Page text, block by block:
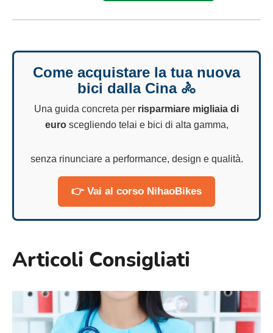
Come acquistare la tua nuova
bici dalla Cina 🚴
Una guida concreta per risparmiare migliaia di
euroscegliendo telai e bici di alta gamma,
senza rinunciare a performance, design e qualità.
👉 Vai al corso NihaoBikes
Articoli Consigliati